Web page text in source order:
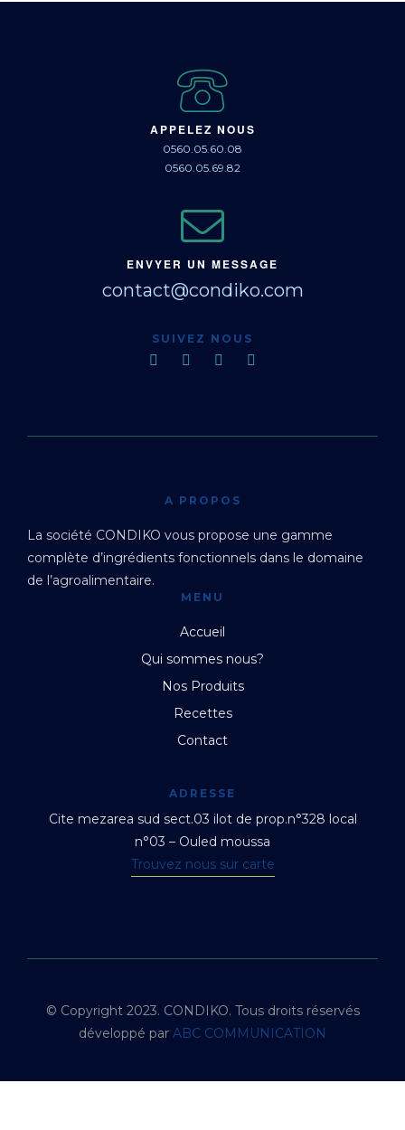
APPELEZ NOUS
0560.05.60.08
0560.05.69.82
ENVYER UN MESSAGE
contact@condiko.com
SUIVEZ NOUS
A PROPOS
La société CONDIKO vous propose une gamme
complète d’ingrédients fonctionnels dans le domaine
de l’agroalimentaire.
MENU
Accueil
Qui sommes nous?
Nos Produits
Recettes
Contact
ADRESSE
Cite mezarea sud sect.03 ilot de prop.n°328 local
n°03 – Ouled moussa
Trouvez nous sur carte
© Copyright 2023. CONDIKO. Tous droits réservés
développé par ABC COMMUNICATION